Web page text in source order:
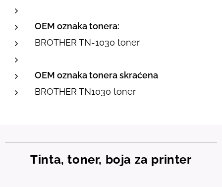
OEM oznaka tonera:
BROTHER TN-1030 toner
OEM oznaka tonera skraćena
BROTHER TN1030 toner
Tinta, toner, boja za printer